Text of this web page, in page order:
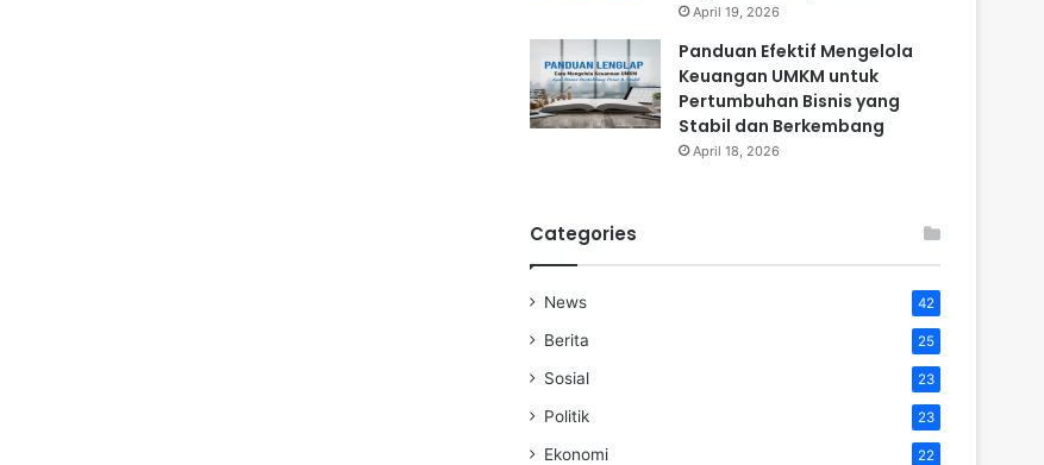
April 19, 2026
Panduan Efektif Mengelola
Keuangan UMKM untuk
Pertumbuhan Bisnis yang
Stabil dan Berkembang
April 18, 2026
Categories
News 42
Berita 25
Sosial 23
Politik 23
Ekonomi 22